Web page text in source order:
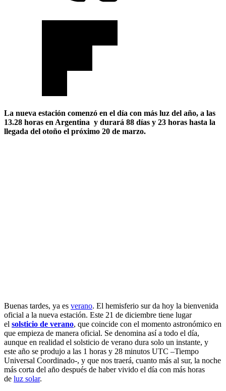
La nueva estación comenzó en el día con más luz del año, a las
13.28 horas en Argentina y durará 88 días y 23 horas hasta la
llegada del otoño el próximo 20 de marzo.
Buenas tardes, ya es verano. El hemisferio sur da hoy la bienvenida
oficial a la nueva estación. Este 21 de diciembre tiene lugar
el solsticio de verano, que coincide con el momento astronómico en
que empieza de manera oficial. Se denomina así a todo el día,
aunque en realidad el solsticio de verano dura solo un instante, y
este año se produjo a las 1 horas y 28 minutos UTC –Tiempo
Universal Coordinado-, y que nos traerá, cuanto más al sur, la noche
más corta del año después de haber vivido el día con más horas
de luz solar.